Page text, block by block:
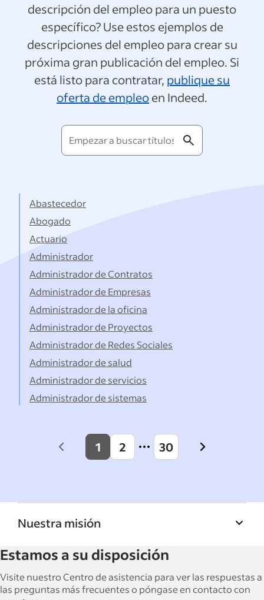
descripción del empleo para un puesto
específico? Use estos ejemplos de
descripciones del empleo para crear su
próxima gran publicación del empleo. Si
está listo para contratar, publique su
oferta de empleoen Indeed.
Empezar
a
Abastecedor
Abogado
Actuario
Administrador
Administrador de Contratos
Administrador de Empresas
Administrador de la oficina
Administrador de Proyectos
Administrador de Redes Sociales
Administrador de salud
Administrador de servicios
Administrador de sistemas
Previous
1 2 30
Next
Nuestra misión
Indeed ayuda a las empresas a hacer crecer y
gestionar su fuerza laboral. Con más de
15,000 artículos en 6 idiomas, ofrecemos
Estamos a su disposición
Visite nuestro Centro de asistencia para ver las respuestas a
las preguntas más frecuentes o póngase en contacto con